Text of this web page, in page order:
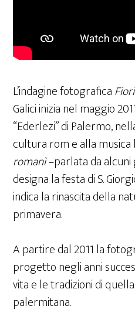
L’indagine fotografica
Galici inizia nel maggio
“Ederlezi” di Palermo,
cultura rom e alla musica
romanì–parlata da
designa la festa di S.
indica la rinascita della
primavera.
A partire dal 2011 la
progetto negli anni
vita e le tradizioni di
palermitana.